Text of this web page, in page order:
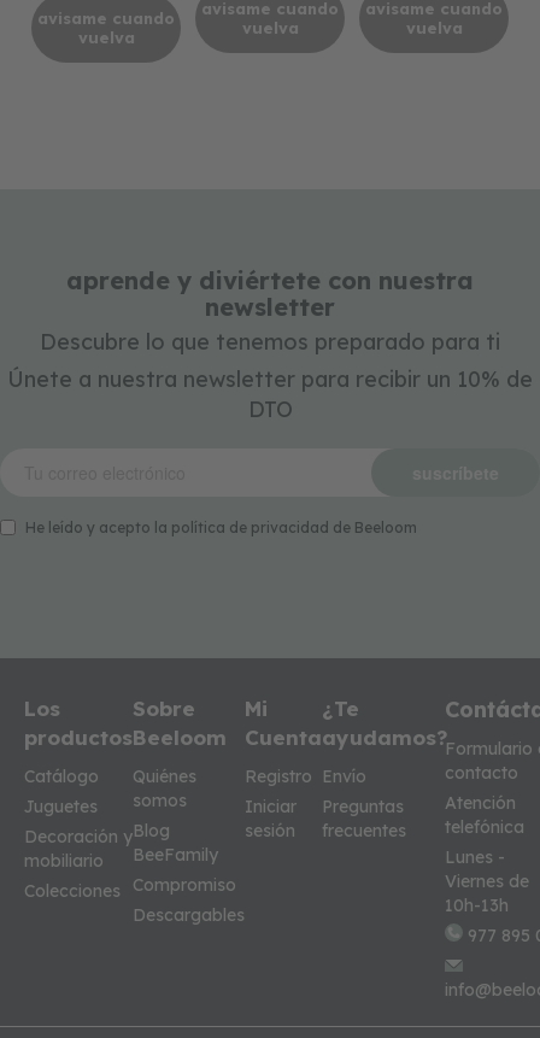
avisame cuando
vuelva
avisame cuando
vuelva
avisame cuando
vuelva
aprende y diviértete con nuestra
newsletter
Descubre lo que tenemos preparado para ti
Únete a nuestra newsletter para recibir un 10% de
DTO
He leído y acepto la política de privacidad de Beeloom
Los
productos
Catálogo
Juguetes
Decoración y
mobiliario
Colecciones
Sobre
Beeloom
Quiénes
somos
Blog
BeeFamily
Compromiso
Descargables
Mi
Cuenta
Registro
Iniciar
sesión
¿Te
ayudamos?
Envío
Preguntas
frecuentes
Formulario
contacto
Atención
telefónica
Lunes -
Viernes de
10h-13h
977 895